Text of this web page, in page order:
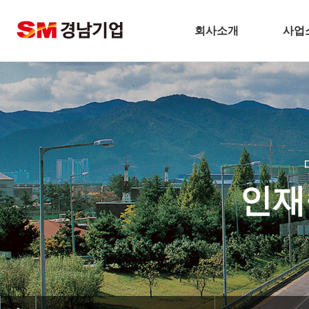
회사소개
기업개요
CEO 인사말
비전
주요연혁
경남기업 네트워크
안전보건방침
기술경영
환경경영
찾아오시는길
사업
주택
토
플
환
해
인테
인